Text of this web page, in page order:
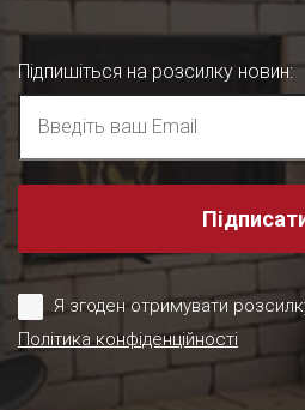
Підпишіться на розсилку новин:
Я згоден отримувати
Політика конфіденційності